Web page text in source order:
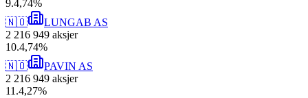
9.4,74%
🇳🇴
LUNGAB AS
2 216 949 aksjer
10.4,74%
🇳🇴
PAVIN AS
2 216 949 aksjer
11 .4,27%